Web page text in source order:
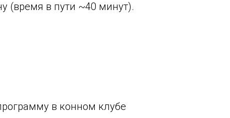
(время в пути ~40 минут).
в конном клубе